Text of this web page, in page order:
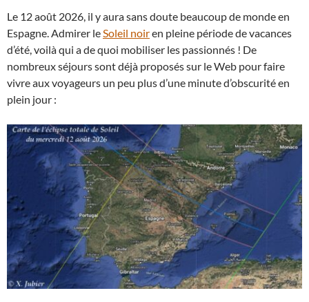
Le 12 août 2026, il y aura sans doute beaucoup de monde en
Espagne. Admirer leSoleil noiren pleine période de vacances
d’été, voilà qui a de quoi mobiliser les passionnés ! De
nombreux séjours sont déjà proposés sur le Web pour faire
vivre aux voyageurs un peu plus d’une minute d’obscurité en
plein jour :